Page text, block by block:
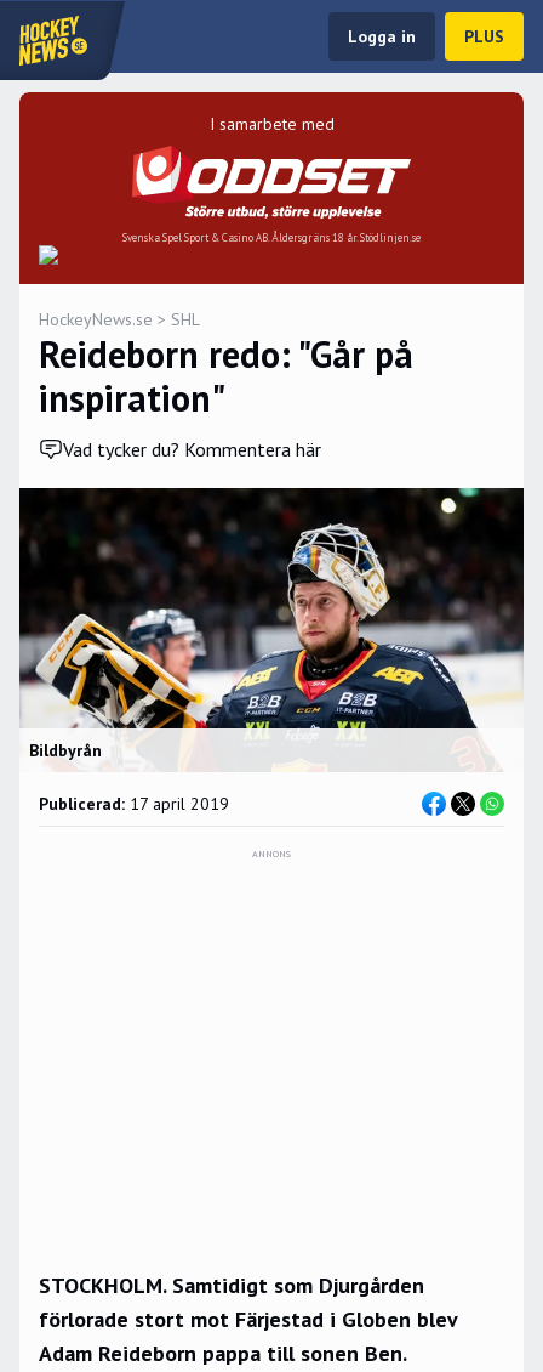
Logga in PLUS
I samarbete med
Svenska Spel Sport & Casino AB. Åldersgräns 18 år. Stödlinjen.se
HockeyNews.se > SHL
Reideborn redo: "Går på
inspiration"
Vad tycker du? Kommentera här
Bildbyrån
Publicerad: 17 april 2019
ANNONS
STOCKHOLM. Samtidigt som Djurgården
förlorade stort mot Färjestad i Globen blev
Adam Reideborn pappa till sonen Ben.